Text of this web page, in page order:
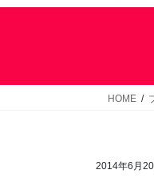
ス
ン
HOME
2014年6月20